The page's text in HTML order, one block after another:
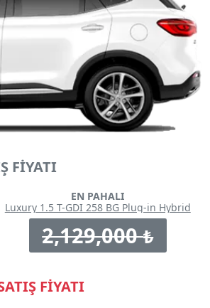
FİYATI
EN PAHALI
Luxury 1.5 T-GDI 258 BG Plug-in Hybrid
2,129,000₺
FİYATI